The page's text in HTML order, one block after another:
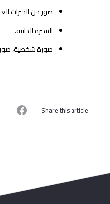
صور‭ ‬من‭ ‬الخبرات‭ ‬العملية‭.‬
السيرة‭ ‬الذاتية‭.‬
صورة‭ ‬شخصية،‭ ‬صور‭ ‬عن‭ ‬الهوية‭ ‬الشخصية‭ ‬أو‭ ‬جواز‭ ‬السفر‭.‬
Share this article